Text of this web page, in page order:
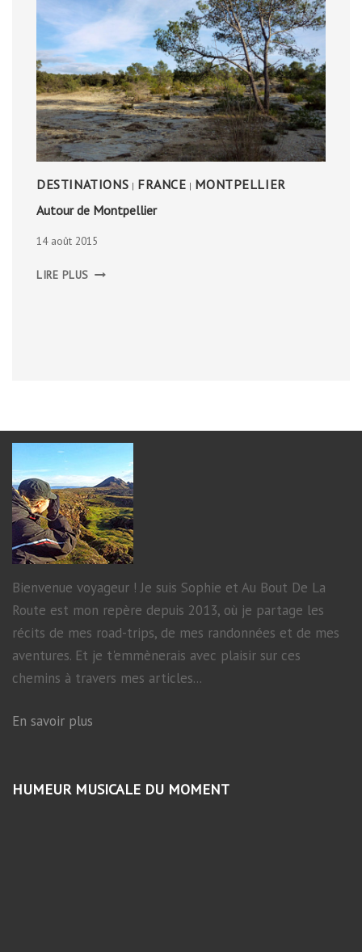
DESTINATIONS | FRANCE | MONTPELLIER
Autour de Montpellier
14 août 2015
LIRE PLUS
Bienvenue voyageur ! Je suis Sophie et Au Bout De La
Route est mon repère depuis 2013, où je partage les
récits de mes road-trips, de mes randonnées et de mes
aventures. Et je t'emmènerais avec plaisir sur ces
chemins à travers mes articles...
En savoir plus
HUMEUR MUSICALE DU MOMENT